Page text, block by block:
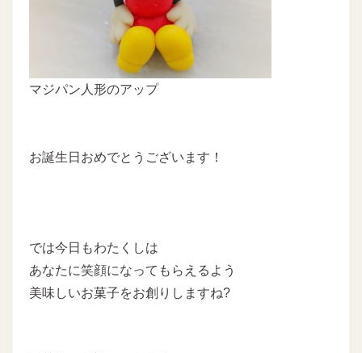
マジパン人形のアップ
お誕生日おめでとうございます！
では今日もわたくしは
あなたに笑顔になってもらえるよう
美味しいお菓子をお創りしますね?